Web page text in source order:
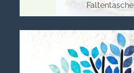
Faltentasche